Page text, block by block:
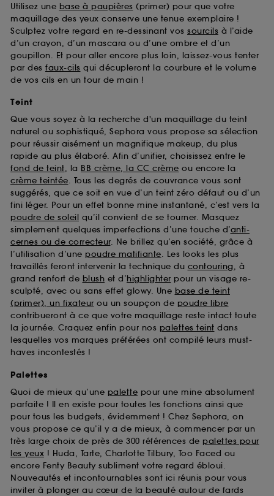
Utilisez une base à paupières (primer) pour que votre
maquillage des yeux conserve une tenue exemplaire !
Sculptez votre regard en re-dessinant vos sourcils à l’aide
d’un crayon, d’un mascara ou d’une ombre et d’un
goupillon. Et pour aller encore plus loin, laissez-vous tenter
par des faux-cils qui décupleront la courbure et le volume
de vos cils en un tour de main !
Teint
Que vous soyez à la recherche d'un maquillage du teint
naturel ou sophistiqué, Sephora vous propose sa sélection
pour réussir aisément un magnifique makeup, du plus
rapide au plus élaboré. Afin d’unifier, choisissez entre le
fond de teint, la BB crème, la CC crème ou encore la
crème teintée. Tous les degrés de couvrance vous sont
suggérés, que ce soit en vue d’un teint zéro défaut ou d’un
fini léger. Pour un effet bonne mine instantané, c’est vers la
poudre de soleil qu’il convient de se tourner. Masquez
simplement quelques imperfections d’une touche d’anti-
cernes ou de correcteur. Ne brillez qu’en société, grâce à
l’utilisation d’une poudre matifiante. Les looks les plus
travaillés feront intervenir la technique du contouring, à
grand renfort de blush et d’highlighter pour un visage re-
sculpté, avec ou sans effet glowy. Une base de teint
(primer), un fixateur ou un soupçon de poudre libre
contribueront à ce que votre maquillage reste intact toute
la journée. Craquez enfin pour nos palettes teint dans
lesquelles vos marques préférées ont compilé leurs must-
haves incontestés !
Palettes
Quoi de mieux qu’une palette pour une mine absolument
parfaite ! Il en existe pour toutes les fonctions ainsi que
pour tous les budgets, évidemment ! Chez Sephora, on
vous propose ce qu’il y a de mieux, à commencer par un
très large choix de près de 300 références de palettes pour
les yeux ! Huda, Tarte, Charlotte Tilbury, Too Faced ou
encore Fenty Beauty subliment votre regard ébloui.
Nouveautés et incontournables sont ici réunis pour vous
inviter à plonger au cœur de la beauté autour de fards